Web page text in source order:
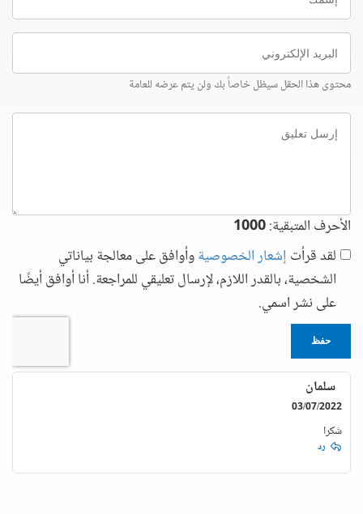
البريد
الإلكتروني
محتوى هذا الحقل سيظل خاصاً بك ولن يتم عرضه للعامة
إرسل
تعليق
الأحرف المتبقية:1000
لقد قرأت إشعار الخصوصيةوأوافق على معالجة بياناتي
الشخصية، بالقدر اللازم، لإرسال تعليقي للمراجعة. أنا أوافق أيضًا
على نشر اسمي.
حفظ
سلمان
03/07/2022
شكرا
رد